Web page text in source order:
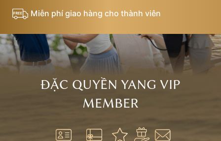
Miễn phí giao hàng cho thành viên
ĐẶC QUYỀN YANG VIP
MEMBER